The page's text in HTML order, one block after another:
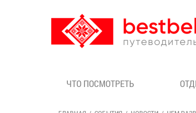
ЧТО ПОСМОТРЕТЬ